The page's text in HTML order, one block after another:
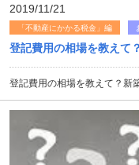
2019/11/21
「不動産にかかる税金」編
登記費用の相場を教えて
登記費用の相場を教えて？新